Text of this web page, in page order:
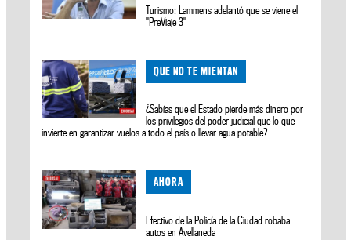
Turismo: Lammens adelantó que se viene el
"PreViaje 3"
QUE NO TE MIENTAN
¿Sabías que el Estado pierde más dinero por
los privilegios del poder judicial que lo que
invierte en garantizar vuelos a todo el país o llevar agua potable?
AHORA
Efectivo de la Policía de la Ciudad robaba
autos en Avellaneda